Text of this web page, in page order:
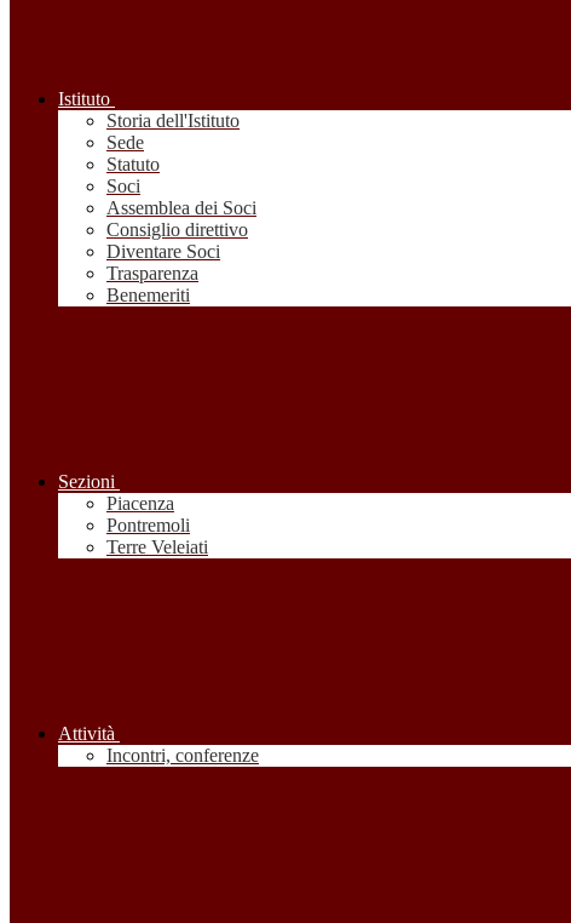
Istituto
Storia dell'Istituto
Sede
Statuto
Soci
Assemblea dei Soci
Consiglio direttivo
Diventare Soci
Trasparenza
Benemeriti
Sezioni
Piacenza
Pontremoli
Terre Veleiati
Attività
Incontri, conferenze